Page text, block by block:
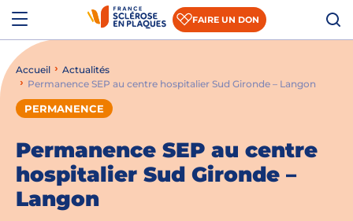
Aller au contenu
Aller à la recherche
FAIRE UN DON
Qui sommes-nous ?
Comprendre la SEP
Accompagner les patients et les aidants
S’informer sur la recherche
Nous rejoindre
Accueil
Actualités
Permanence SEP au centre hospitalier Sud Gironde – Langon
PERMANENCE
Permanence SEP au centre
hospitalier Sud Gironde –
Langon